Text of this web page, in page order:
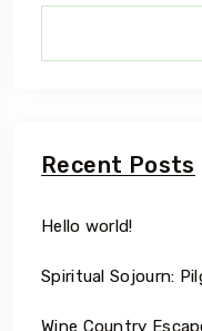
Recent Posts
Hello world!
Spiritual Sojourn:
Wine Country